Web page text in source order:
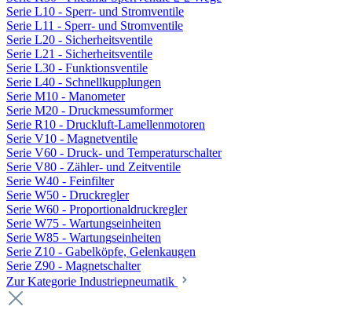
Serie L10 - Sperr- und Stromventile
Serie L11 - Sperr- und Stromventile
Serie L20 - Sicherheitsventile
Serie L21 - Sicherheitsventile
Serie L30 - Funktionsventile
Serie L40 - Schnellkupplungen
Serie M10 - Manometer
Serie M20 - Druckmessumformer
Serie R10 - Druckluft-Lamellenmotoren
Serie V10 - Magnetventile
Serie V60 - Druck- und Temperaturschalter
Serie V80 - Zähler- und Zeitventile
Serie W40 - Feinfilter
Serie W50 - Druckregler
Serie W60 - Proportionaldruckregler
Serie W75 - Wartungseinheiten
Serie W85 - Wartungseinheiten
Serie Z10 - Gabelköpfe, Gelenkaugen
Serie Z90 - Magnetschalter
Zur Kategorie Industriepneumatik